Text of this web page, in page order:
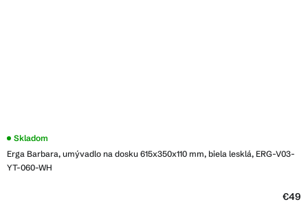
Erga Barbara, umývadlo na dosku 615x350x110 mm, biela lesklá, ERG-V03-
YT-060-WH
Priemerné
produktu
je
Skladom
€49